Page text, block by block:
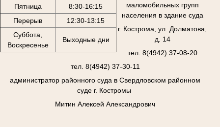
Пятница
8:30-16:15
Перерыв
12:30-13:15
Суббота,
Воскресенье
Выходные дни
маломобильных групп
населения в здание суда
г. Кострома, ул. Долматова,
д. 14
тел. 8(4942) 37-08-20
тел. 8(4942) 37-30-11
администратор районного суда в Свердловском районном
суде г. Костромы
Митин Алексей Александрович